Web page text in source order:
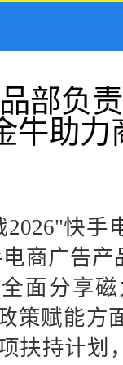
部负
牛助力
快手
商广告
面分享
策赋能方
扶持计划